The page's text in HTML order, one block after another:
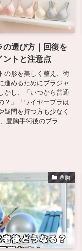
の選び方｜回復を
ントと注意点
の形を美しく整え、術
進めるためにブラジャ
かし、「いつから普通
？」「ワイヤーブラは
疑問を持つ方も少なく
豊胸手術後のブラ...
豊胸